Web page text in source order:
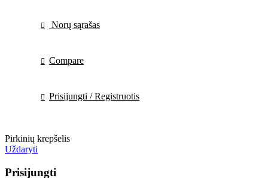
Norų sąrašas
Compare
Prisijungti / Registruotis
Pirkinių krepšelis
Uždaryti
Prisijungti